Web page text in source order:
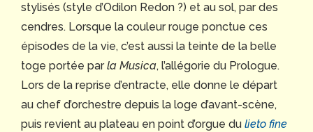
stylisés (style d’Odilon Redon ?) et au sol, par des
cendres. Lorsque la couleur rouge ponctue ces
épisodes de la vie, c’est aussi la teinte de la belle
toge portée parla Musica, l’allégorie du Prologue.
Lors de la reprise d’entracte, elle donne le départ
au chef d’orchestre depuis la loge d’avant-scène,
puis revient au plateau en point d’orgue du lieto fine